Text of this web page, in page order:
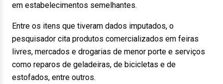
em estabelecimentos semelhantes.
Entre os itens que tiveram dados imputados, o
pesquisador cita produtos comercializados em feiras
livres, mercados e drogarias de menor porte e serviços
como reparos de geladeiras, de bicicletas e de
estofados, entre outros.